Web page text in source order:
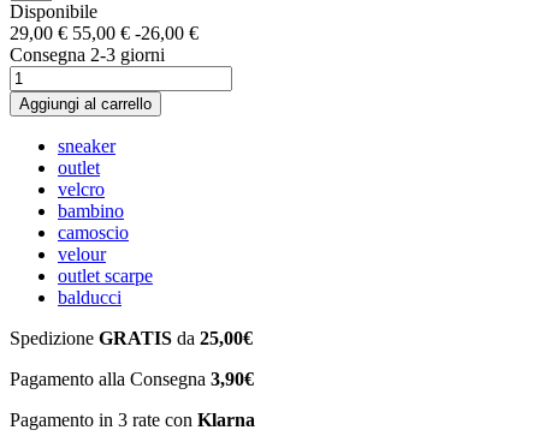
Disponibile
29,00 € 55,00 € -26,00 €
Consegna 2-3 giorni
Aggiungi al carrello
sneaker
outlet
velcro
bambino
camoscio
velour
outlet scarpe
balducci
Spedizione GRATIS da 25,00€
Pagamento alla Consegna 3,90€
Pagamento in 3 rate con Klarna